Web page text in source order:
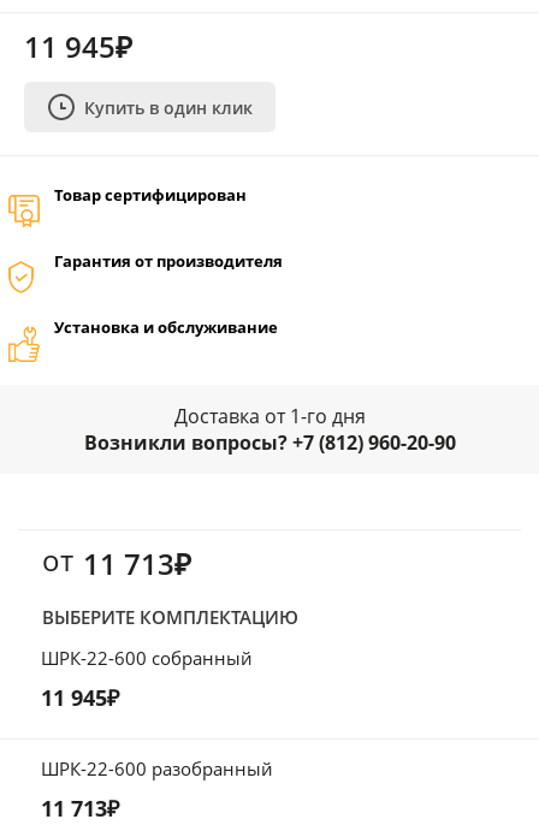
11 945₽
Купить в один клик
Товар сертифицирован
Гарантия от производителя
Установка и обслуживание
Доставка от 1-го дня
Возникли вопросы? +7 (812) 960-20-90
от 11 713₽
ВЫБЕРИТЕ КОМПЛЕКТАЦИЮ
ШРК-22-600 собранный
11 945₽
ШРК-22-600 разобранный
11 713₽